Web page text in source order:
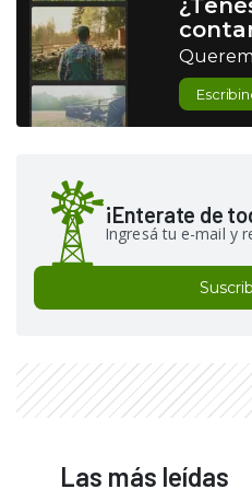
¡Enterate de
Ingresá tu e-mail y
Las más leídas